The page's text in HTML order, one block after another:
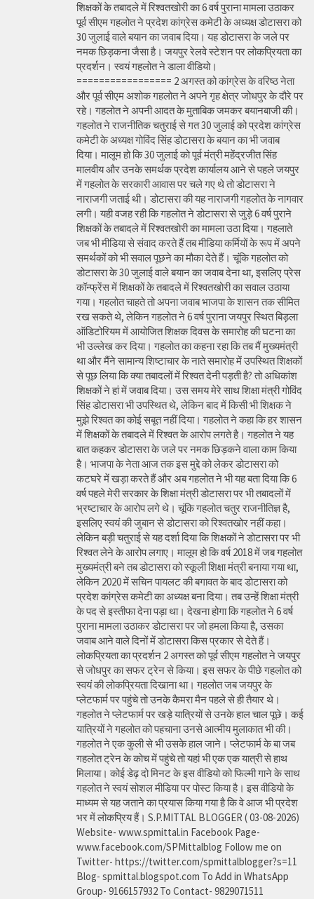
शिक्षकों के तबादले में रिश्वतखोरी का 6 वर्ष पुराना मामला उठाकर
पूर्व सीएम गहलोत ने प्रदेश कांग्रेस कमेटी के अध्यक्ष डोटासरा को
30 जुलाई वाले बयान का जवाब दिया। यह डोटासरा के जले पर
नमक छिड़कना जैसा है। जयपुर रेलवे स्टेशन पर लोकप्रियता का
प्रदर्शन। स्वयं गहलोत ने डाला वीडियो।
================= 2 अगस्त को कांग्रेस के वरिष्ठ नेता
और पूर्व सीएम अशोक गहलोत ने अपने गृह क्षेत्र जोधपुर के दौरे पर
रहे। गहलोत ने अपनी आदत के मुताबिक जमकर बयानबाजी की।
गहलोत ने राजनीतिक चतुराई से गत 30 जुलाई को प्रदेश कांग्रेस
कमेटी के अध्यक्ष गोविंद सिंह डोटासरा के बयान का भी जवाब
दिया। मालूम हो कि 30 जुलाई को पूर्व मंत्री महेंद्रजीत सिंह
मालवीय और उनके समर्थक प्रदेश कार्यालय आने से पहले जयपुर
में गहलोत के सरकारी आवास पर चले गए थे तो डोटासरा ने
नाराजगी जताई थी। डोटासरा की यह नाराजगी गहलोत के नागवार
लगी। यही वजह रही कि गहलोत ने डोटासरा से जुड़े 6 वर्ष पुराने
शिक्षकों के तबादले में रिश्वतखोरी का मामला उठा दिया। गहलाते
जब भी मीडिया से संवाद करते हैं तब मीडिया कर्मियों के रूप में अपने
समर्थकों को भी सवाल पूछने का मौका देते हैं। चूंकि गहलोत को
डोटासरा के 30 जुलाई वाले बयान का जवाब देना था, इसलिए प्रेस
कॉन्फ्रेंस में शिक्षकों के तबादले में रिश्वतखोरी का सवाल उठाया
गया। गहलोत चाहते तो अपना जवाब भाजपा के शासन तक सीमित
रख सकते थे, लेकिन गहलोत ने 6 वर्ष पुराना जयपुर स्थित बिड़ला
ऑडिटोरियम में आयोजित शिक्षक दिवस के समारोह की घटना का
भी उल्लेख कर दिया। गहलोत का कहना रहा कि तब मैं मुख्यमंत्री
था और मैंने सामान्य शिष्टाचार के नाते समारोह में उपस्थित शिक्षकों
से पूछ लिया कि क्या तबादलों में रिश्वत देनी पड़ती है? तो अधिकांश
शिक्षकों ने हां में जवाब दिया। उस समय मेरे साथ शिक्षा मंत्री गोविंद
सिंह डोटासरा भी उपस्थित थे, लेकिन बाद में किसी भी शिक्षक ने
मुझे रिश्वत का कोई सबूत नहीं दिया। गहलोत ने कहा कि हर शासन
में शिक्षकों के तबादले में रिश्वत के आरोप लगते है। गहलोत ने यह
बात कहकर डोटासरा के जले पर नमक छिड़कने वाला काम किया
है। भाजपा के नेता आज तक इस मुद्दे को लेकर डोटासरा को
कटघरे में खड़ा करते हैं और अब गहलोत ने भी यह बता दिया कि 6
वर्ष पहले मेरी सरकार के शिक्षा मंत्री डोटासरा पर भी तबादलों में
भ्रष्टाचार के आरोप लगे थे। चूंकि गहलोत चतुर राजनीतिज्ञ है,
इसलिए स्वयं की जुबान से डोटासरा को रिश्वतखोर नहीं कहा।
लेकिन बड़ी चतुराई से यह दर्शा दिया कि शिक्षकों ने डोटासरा पर भी
रिश्वत लेने के आरोप लगाए। मालूम हो कि वर्ष 2018 में जब गहलोत
मुख्यमंत्री बने तब डोटासरा को स्कूली शिक्षा मंत्री बनाया गया था,
लेकिन 2020 में सचिन पायलट की बगावत के बाद डोटासरा को
प्रदेश कांग्रेस कमेटी का अध्यक्ष बना दिया। तब उन्हें शिक्षा मंत्री
के पद से इस्तीफा देना पड़ा था। देखना होगा कि गहलोत ने 6 वर्ष
पुराना मामला उठाकर डोटासरा पर जो हमला किया है, उसका
जवाब आने वाले दिनों में डोटासरा किस प्रकार से देते हैं।
लोकप्रियता का प्रदर्शन 2 अगस्त को पूर्व सीएम गहलोत ने जयपुर
से जोधपुर का सफर ट्रेन से किया। इस सफर के पीछे गहलोत को
स्वयं की लोकप्रियता दिखाना था। गहलोत जब जयपुर के
प्लेटफार्म पर पहुंचे तो उनके कैमरा मैन पहले से ही तैयार थे।
गहलोत ने प्लेटफार्म पर खड़े यात्रियों से उनके हाल चाल पूछे। कई
यात्रियों ने गहलोत को पहचाना उनसे आत्मीय मुलाकात भी की।
गहलोत ने एक कुली से भी उसके हाल जाने। प्लेटफार्म के बा जब
गहलोत ट्रेन के कोच में पहुंचे तो यहां भी एक एक यात्री से हाथ
मिलाया। कोई डेढ़ दो मिनट के इस वीडियो को फिल्मी गाने के साथ
गहलोत ने स्वयं सोशल मीडिया पर पोस्ट किया है। इस वीडियो के
माध्यम से यह जताने का प्रयास किया गया है कि वे आज भी प्रदेश
भर में लोकप्रिय हैं। S.P.MITTAL BLOGGER ( 03-08-2026)
Website- www.spmittal.in Facebook Page-
www.facebook.com/SPMittalblog Follow me on
Twitter- https://twitter.com/spmittalblogger?s=11
Blog- spmittal.blogspot.com To Add in WhatsApp
Group- 9166157932 To Contact- 9829071511